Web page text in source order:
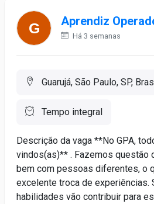
Aprendiz
Há 3 semanas
Guarujá, São Paulo, SP,
Tempo integral
Descrição da vaga **No GPA,
vindos(as)** . Fazemos questão
bem com pessoas diferentes, o
excelente troca de experiências.
habilidades vão contribuir para